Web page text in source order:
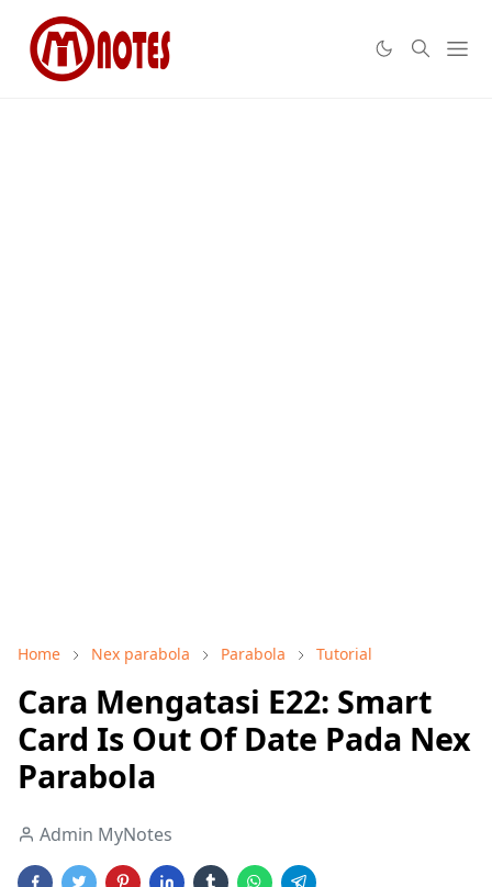
Home Nex parabola Parabola Tutorial
Cara Mengatasi E22: Smart
Card Is Out Of Date Pada Nex
Parabola
Admin MyNotes